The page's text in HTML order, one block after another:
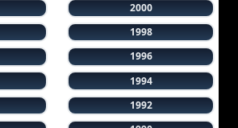
2000
1998
1996
1994
1992